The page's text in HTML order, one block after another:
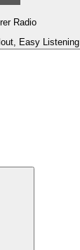
Radio
Easy Listening